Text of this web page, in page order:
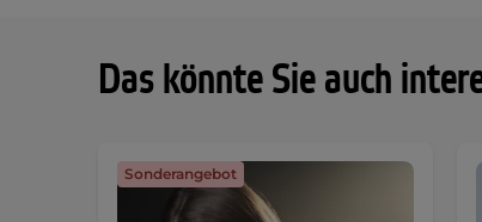
Das könnte Sie auch
Sonderangebot